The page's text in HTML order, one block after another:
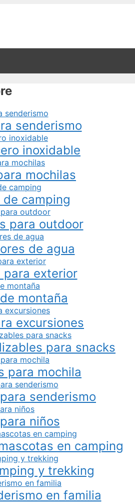
senderismo
inoxidable
mochilas
camping
para outdoor
de agua
para exterior
montaña
excursiones
para snacks
para mochila
senderismo
niños
en camping
y trekking
en familia